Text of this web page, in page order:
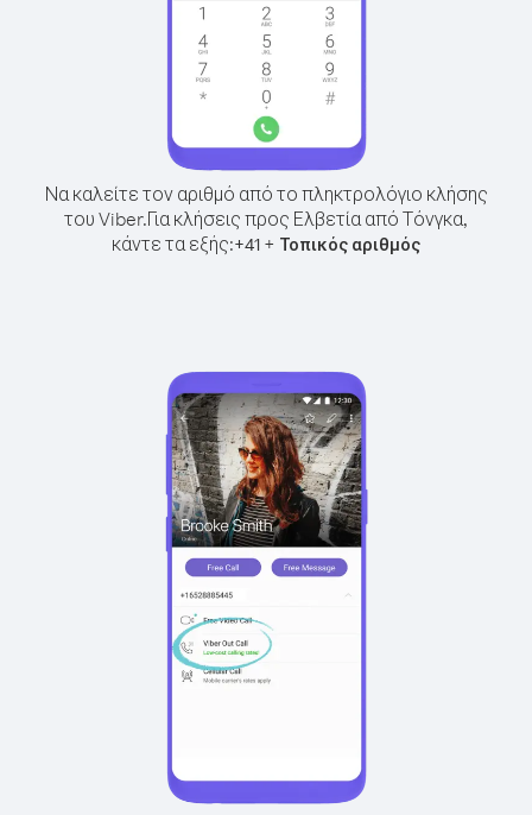
Να καλείτε τον αριθμό από το πληκτρολόγιο κλήσης
του Viber.Για κλήσεις προς Ελβετία από Τόνγκα,
κάντε τα εξής:+41 + Τοπικός αριθμός